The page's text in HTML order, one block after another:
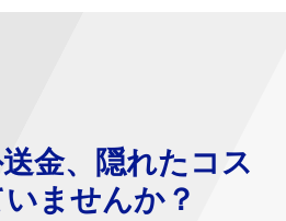
金、隠れたコス
ませんか？